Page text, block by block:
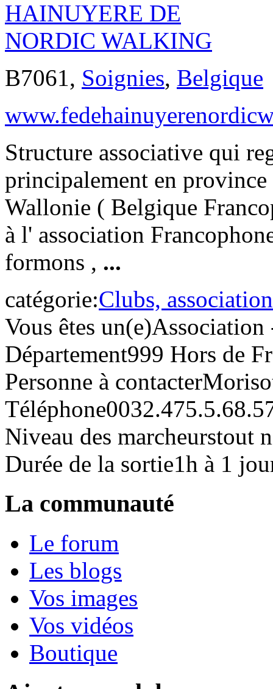
B7061, Soignies, Belgique
Structure associative qui
principalement en province
Wallonie ( Belgique
à l' association
formons , ...
catégorie:Clubs,
Vous êtes un(e)Association
Département999 Hors de
Personne à contacter
Téléphone
Niveau des marcheurstout
Durée de la sortie1h à 1
La communauté
Le forum
Les blogs
Vos images
Vos vidéos
Boutique